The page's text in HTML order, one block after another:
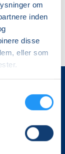
om
inden
disse
eller som